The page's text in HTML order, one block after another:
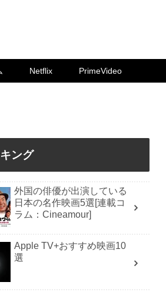
Netflix PrimeVideo
ング
外国の俳優が出演している
日本の名作映画5選[連載コ
ラム：Cineamour]
Apple TV+おすすめ映画10
選